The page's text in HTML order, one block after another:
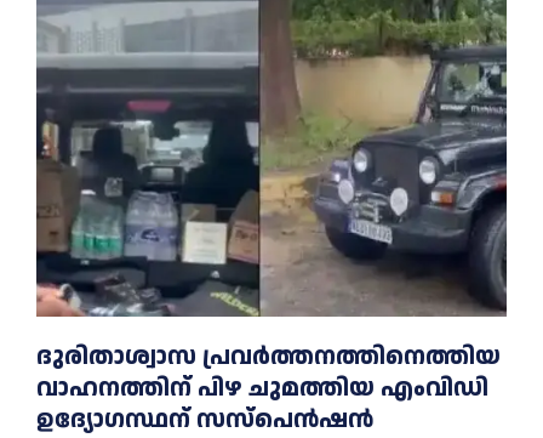
ദുരിതാശ്വാസ പ്രവര്‍ത്തനത്തിനെത്തിയ
വാഹനത്തിന് പിഴ ചുമത്തിയ എംവിഡി
ഉദ്യോഗസ്ഥന് സസ്പെൻഷൻ